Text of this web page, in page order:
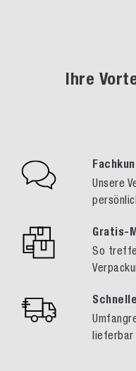
Ihre
Unsere
Gratis-
So
lieferbar